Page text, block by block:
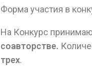
Форма участия в
На Конкурс
соавторстве.
трех.